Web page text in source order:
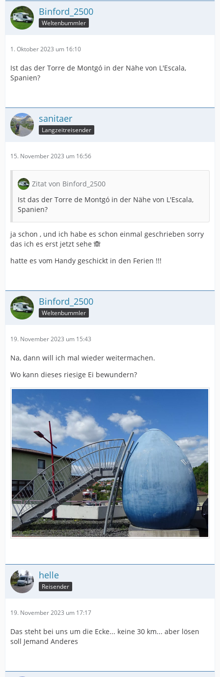
Binford_2500
Weltenbummler
1. Oktober 2023 um 16:10
Ist das der Torre de Montgó in der Nähe von L'Escala,
Spanien?
sanitaer
Langzeitreisender
15. November 2023 um 16:56
Zitat von Binford_2500
Ist das der Torre de Montgó in der Nähe von L'Escala,
Spanien?
ja schon , und ich habe es schon einmal geschrieben sorry
das ich es erst jetzt sehe 🙈
hatte es vom Handy geschickt in den Ferien !!!
Binford_2500
Weltenbummler
19. November 2023 um 15:43
Na, dann will ich mal wieder weitermachen.
Wo kann dieses riesige Ei bewundern?
helle
Reisender
19. November 2023 um 17:17
Das steht bei uns um die Ecke... keine 30 km... aber lösen
soll Jemand Anderes